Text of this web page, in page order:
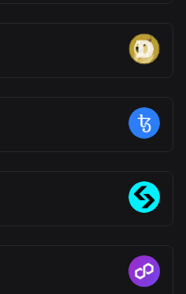
could extend toward $0.30–
highly speculative.
ecosystems that struggle to
approach could make it easier
and for users to interact with
Fluent is still
For now, BLEND stands as
that reflects where Web3
also one that carries the
discussed or investment,
professionals should be
decisions.